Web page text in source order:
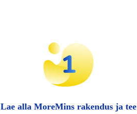
Lae alla MoreMins rakendus ja tee